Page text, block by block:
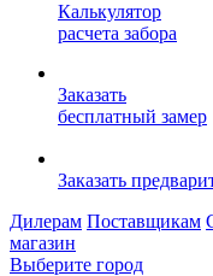
Калькулятор
расчета забора
Заказать
бесплатный замер
Заказать
Дилерам Поставщикам
магазин
Выберите город